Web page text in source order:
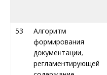
53
Алгоритм
формирования
документации,
регламентирующей